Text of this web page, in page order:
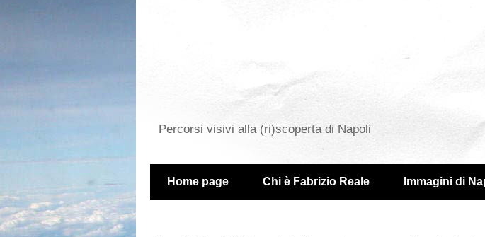
Percorsi visivi alla (ri)scoperta di Napoli
Home page Chi è Fabrizio Reale Immagini di